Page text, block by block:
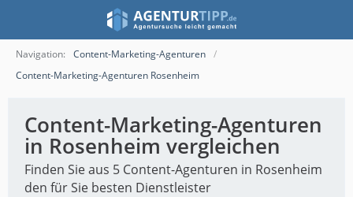
Navigation: Content-Marketing-Agenturen
Content-Marketing-Agenturen Rosenheim
Content-Marketing-Agenturen
in Rosenheim vergleichen
Finden Sie aus 5 Content-Agenturen in Rosenheim
den für Sie besten Dienstleister